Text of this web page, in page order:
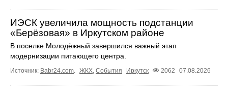
ИЭСК увеличила мощность подстанции
«Берёзовая» в Иркутском районе
В поселке Молодёжный завершился важный этап
модернизации питающего центра.
Источник: Babr24.com. ЖКХ, События Иркутск 2062 07.08.2026